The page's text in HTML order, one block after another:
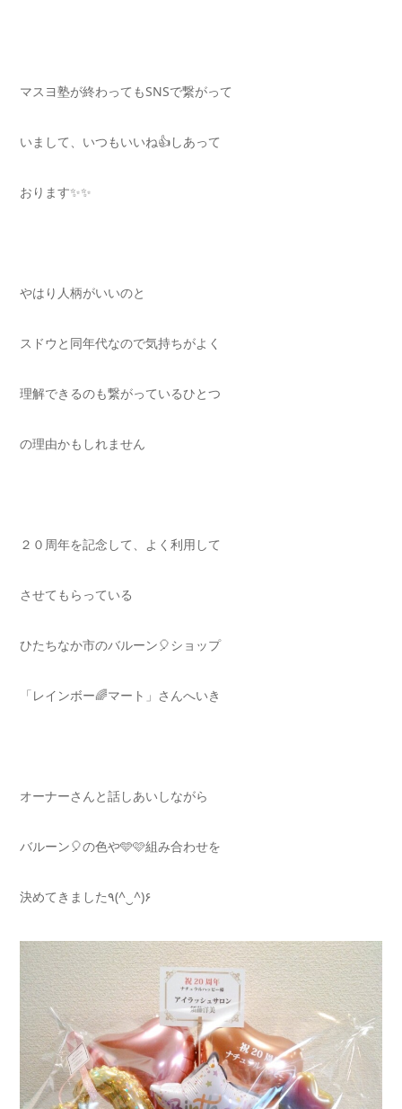
マスヨ塾が終わってもSNSで繋がって
いまして、いつもいいね👍しあって
おります✨✨
やはり人柄がいいのと
スドウと同年代なので気持ちがよく
理解できるのも繋がっているひとつ
の理由かもしれません
２０周年を記念して、よく利用して
させてもらっている
ひたちなか市のバルーン🎈ショップ
「レインボー🌈マート」さんへいき
オーナーさんと話しあいしながら
バルーン🎈の色や🩵🩷組み合わせを
決めてきました٩(^‿^)۶